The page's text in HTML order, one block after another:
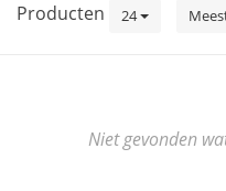
Producten 24
Niet gevonden